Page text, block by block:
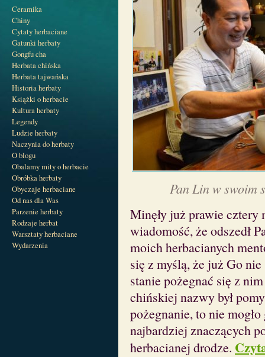
Ceramika
Chiny
Cytaty herbaciane
Gatunki herbaty
Gongfu cha
Herbata chińska
Herbata tajwańska
Historia herbaty
Książki o herbacie
Kultura herbaty
Legendy
Ludzie herbaty
Naczynia do herbaty
O blogu
Obalamy mity o herbacie
Obróbka herbaty
Obyczaje herbaciane
Od nas dla Was
Parzenie herbaty
Rodzaje herbat
Warsztaty herbaciane
Wydarzenia
Pan Lin w swoim
Minęły już prawie cztery
wiadomość, że odszedł
moich herbacianych
się z myślą, że już Go
stanie pożegnać się z
chińskiej nazwy był
pożegnanie, to nie
najbardziej znaczących
herbacianej drodze.